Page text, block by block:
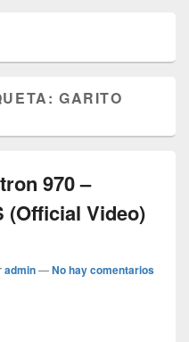
GARITO
970 –
(Official Video)
admin—No hay comentarios